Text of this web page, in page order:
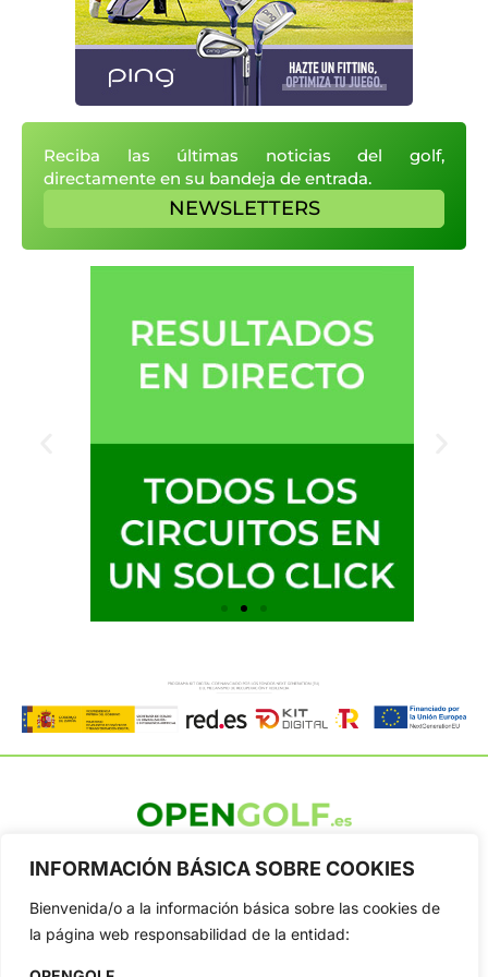
INFORMACIÓN BÁSICA SOBRE COOKIES
Bienvenida/o a la información básica sobre las cookies de
la página web responsabilidad de la entidad:
Reciba las últimas noticias del golf,
directamente en su bandeja de entrada.
NEWSLETTERS
profesional y amateur, resultados en directo, vídeos, noticias,
Tour...
Categorias